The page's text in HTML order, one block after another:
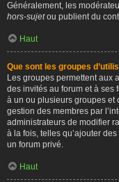
Généralement, les
hors-sujetou publient du
Haut
Que sont les groupes
Les groupes permettent aux
des invités au forum et à
à un ou plusieurs groupes et
gestion des membres par
administrateurs de modifier
à la fois, telles qu’ajouter
un forum privé.
Haut